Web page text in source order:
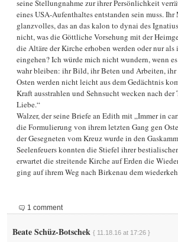
seine Stellungnahme zur ihrer Persönlichkeit
eines USA-Aufenthaltes entstanden sein muss.
glanzvolles, das an das kalon to dynai des
nicht, was die Göttliche Vorsehung mit der
die Altäre der Kirche erhoben werden oder nur
eingehen? Ich würde mich nicht wundern, wenn
wahr bleiben: ihr Bild, ihr Beten und Arbeiten,
Osten werden nicht leicht aus dem Gedächtnis
Kraft ausstrahlen und Sehnsucht wecken nach
Liebe.“
Walzer, der seine Briefe an Edith mit „Immer in
die Formulierung von ihrem letzten Gang gen
der Gesegneten vom Kreuz wurde in den
Seelenfeuers konnten die Stiefel ihrer
erwartet die streitende Kirche auf Erden die
ging auf ihrem Weg nach Birkenau dem
1 comment
Beate Schüz-Botschek { 11.18.16 at 17:26 }